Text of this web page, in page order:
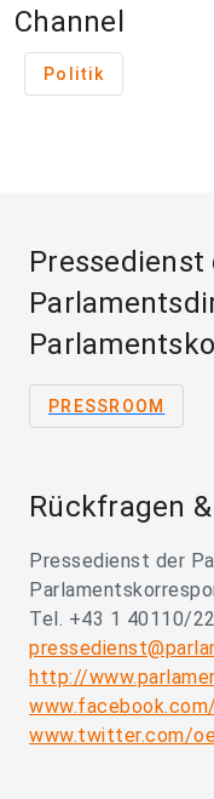
Channel
Politik
Pressedienst
PRESSROOM
Rückfragen
Pressedienst der
Tel. +43 1 40110/
http://
www.twitter.com/